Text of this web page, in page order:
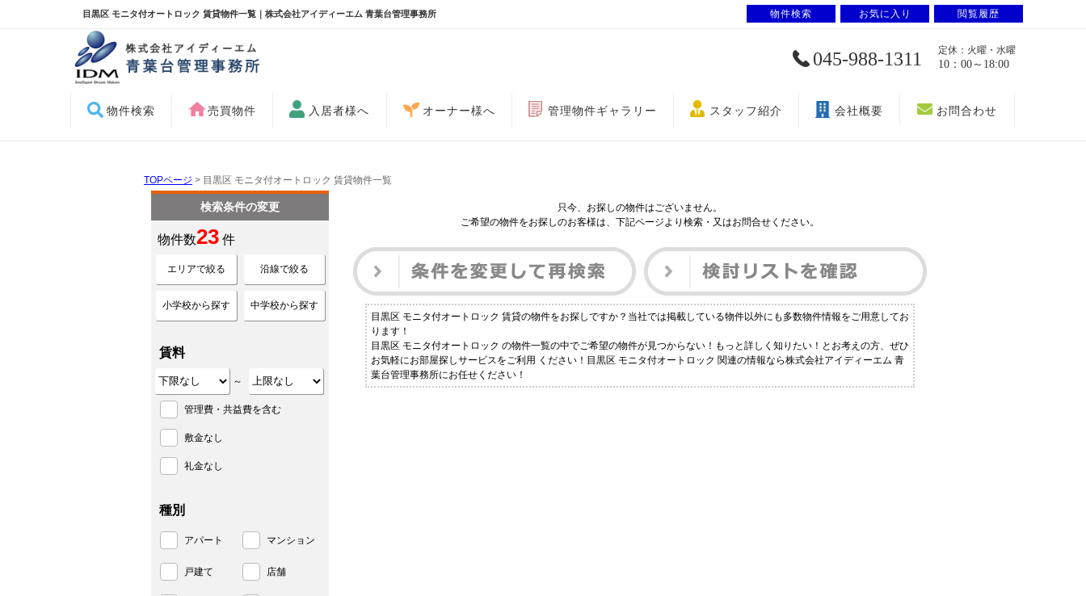
目黒区 モニタ付オートロック 賃貸物件一覧｜株式会社アイディーエム 青葉台管理事務所
045-988-1311 定休：火曜・水曜
10：00～18:00
物件検索 売買物件 入居者様へ オーナー様へ 管理物件ギャラリー スタッフ紹介 会社概要 お問合わせ
TOPページ > 目黒区 モニタ付オートロック 賃貸物件一覧
只今、お探しの物件はございません。
ご希望の物件をお探しのお客様は、下記ページより検索・又はお問合せください。
目黒区 モニタ付オートロック 賃貸の物件をお探しですか？当社では掲載している物件以外にも多数物件情報をご用意してお
ります！
目黒区 モニタ付オートロック の物件一覧の中でご希望の物件が見つからない！もっと詳しく知りたい！とお考えの方、ぜひ
お気軽にお部屋探しサービスをご利用 ください！目黒区 モニタ付オートロック 関連の情報なら株式会社アイディーエム 青
葉台管理事務所にお任せください！
検索条件の変更
物件数23 件
エリアで絞る 沿線で絞る
小学校から探す 中学校から探す
賃料
～
管理費・共益費を含む
敷金なし
礼金なし
種別
アパート マンション
戸建て 店舗
物件検索 お気に入り 閲覧履歴